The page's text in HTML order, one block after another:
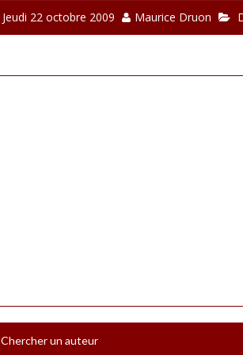
Jeudi 22 octobre 2009 Maurice Druon
Chercher un auteur